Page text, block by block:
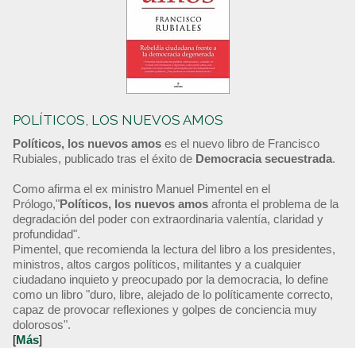
POLÍTICOS, LOS NUEVOS AMOS
Políticos, los nuevos amos es el nuevo libro de Francisco
Rubiales, publicado tras el éxito de Democracia secuestrada.
Como afirma el ex ministro Manuel Pimentel en el
Prólogo,"Políticos, los nuevos amos afronta el problema de la
degradación del poder con extraordinaria valentía, claridad y
profundidad".
Pimentel, que recomienda la lectura del libro a los presidentes,
ministros, altos cargos políticos, militantes y a cualquier
ciudadano inquieto y preocupado por la democracia, lo define
como un libro "duro, libre, alejado de lo políticamente correcto,
capaz de provocar reflexiones y golpes de conciencia muy
dolorosos".
[Más]